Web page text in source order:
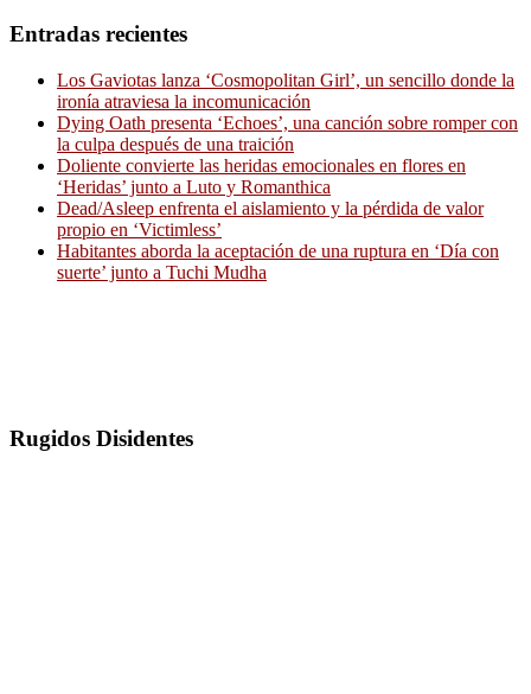
Entradas recientes
Los Gaviotas lanza ‘Cosmopolitan Girl’, un sencillo donde la
ironía atraviesa la incomunicación
Dying Oath presenta ‘Echoes’, una canción sobre romper con
la culpa después de una traición
Doliente convierte las heridas emocionales en flores en
‘Heridas’ junto a Luto y Romanthica
Dead/Asleep enfrenta el aislamiento y la pérdida de valor
propio en ‘Victimless’
Habitantes aborda la aceptación de una ruptura en ‘Día con
suerte’ junto a Tuchi Mudha
Rugidos Disidentes